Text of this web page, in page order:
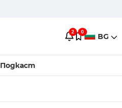
2 0 BG
Подкаст